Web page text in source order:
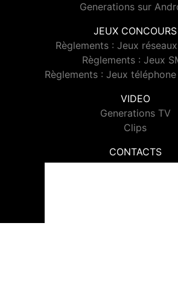
Generations sur
JEUX CONCOURS
Règlements : Jeux
Règlements : Jeux
Règlements : Jeux
VIDEO
Generations TV
Clips
CONTACTS
Contacter